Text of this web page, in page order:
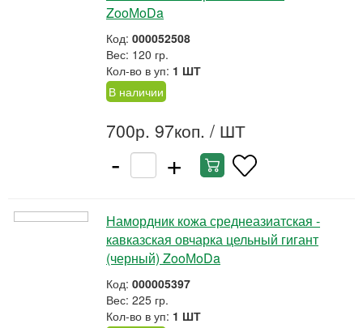
ZooМoDa
Код: 000052508
Вес: 120 гр.
Кол-во в уп: 1 ШТ
В наличии
700р. 97коп. / ШТ
- +
Намордник кожа среднеазиатская -
кавказская овчарка цельный гигант
(черный) ZooМoDa
Код: 000005397
Вес: 225 гр.
Кол-во в уп: 1 ШТ